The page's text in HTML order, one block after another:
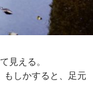
見える。
しかすると、足元